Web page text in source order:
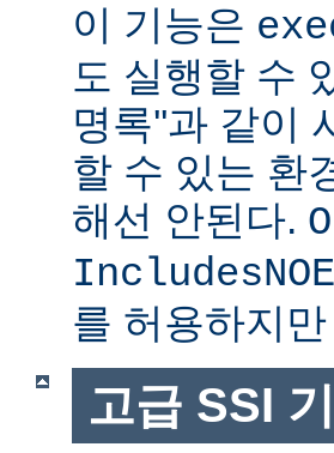
이 기능은
도 실행할 수
명록''과 같이
할 수 있는 환
해선 안된다.
를 허용하지만
고급 SSI